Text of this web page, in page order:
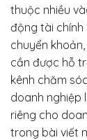
thuộc nhiều
động tài chính
chuyển
cần được hỗ
kênh chăm
doanh nghiệp
riêng cho
trong bài viết